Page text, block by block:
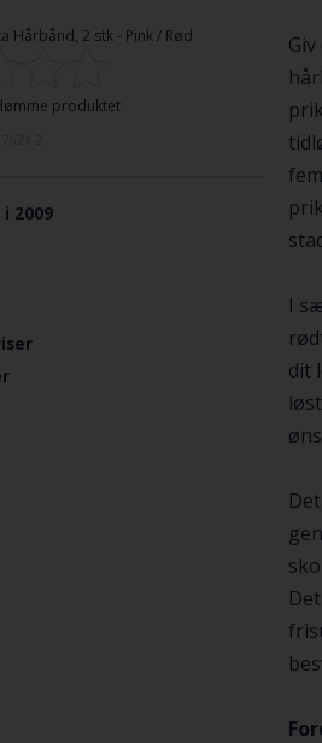
Hårbånd, 2 stk - Pink / Rød
produktet
2009
I
dit